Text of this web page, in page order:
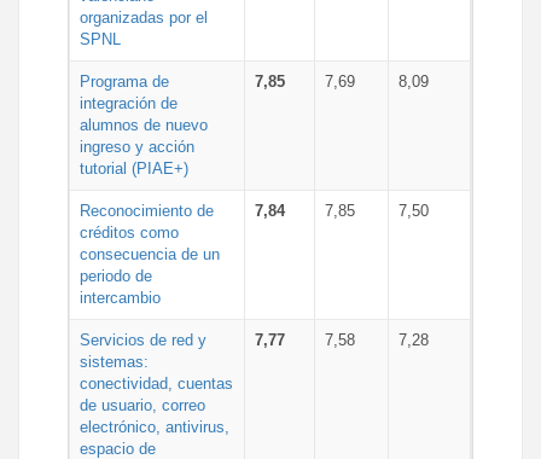
organizadas por el
SPNL
Programa de
integración de
alumnos de nuevo
ingreso y acción
tutorial (PIAE+)
7,85 7,69 8,09
Reconocimiento de
créditos como
consecuencia de un
periodo de
intercambio
7,84 7,85 7,50
Servicios de red y
sistemas:
conectividad, cuentas
de usuario, correo
electrónico, antivirus,
espacio de
7,77 7,58 7,28